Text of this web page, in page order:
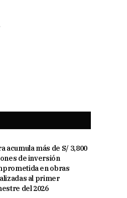
acumula más de S/ 3,800
de inversión
en obras
al primer
del 2026